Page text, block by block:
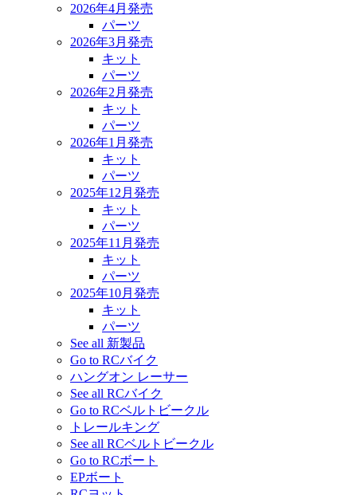
2026年4月発売
パーツ
2026年3月発売
キット
パーツ
2026年2月発売
キット
パーツ
2026年1月発売
キット
パーツ
2025年12月発売
キット
パーツ
2025年11月発売
キット
パーツ
2025年10月発売
キット
パーツ
See all 新製品
Go to RCバイク
ハングオン レーサー
See all RCバイク
Go to RCベルトビークル
トレールキング
See all RCベルトビークル
Go to RCボート
EPボート